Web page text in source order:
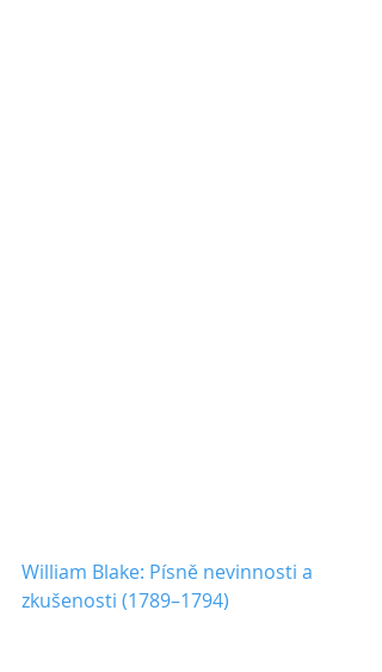
William Blake: Písně nevinnosti a
zkušenosti (1789–1794)